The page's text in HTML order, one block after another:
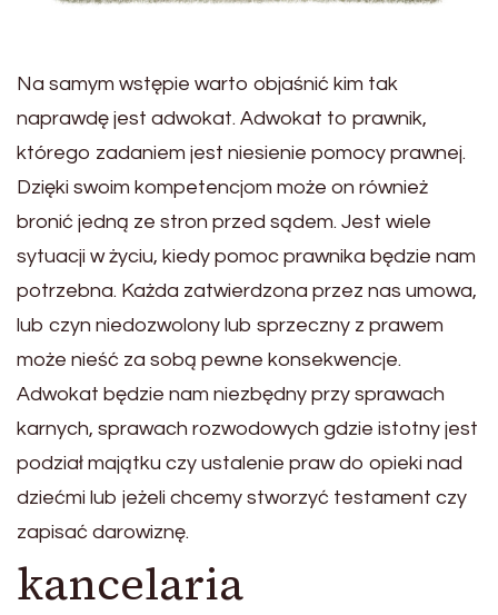
Na samym wstępie warto objaśnić kim tak
naprawdę jest adwokat. Adwokat to prawnik,
którego zadaniem jest niesienie pomocy prawnej.
Dzięki swoim kompetencjom może on również
bronić jedną ze stron przed sądem. Jest wiele
sytuacji w życiu, kiedy pomoc prawnika będzie nam
potrzebna. Każda zatwierdzona przez nas umowa,
lub czyn niedozwolony lub sprzeczny z prawem
może nieść za sobą pewne konsekwencje.
Adwokat będzie nam niezbędny przy sprawach
karnych, sprawach rozwodowych gdzie istotny jest
podział majątku czy ustalenie praw do opieki nad
dziećmi lub jeżeli chcemy stworzyć testament czy
zapisać darowiznę.
kancelaria